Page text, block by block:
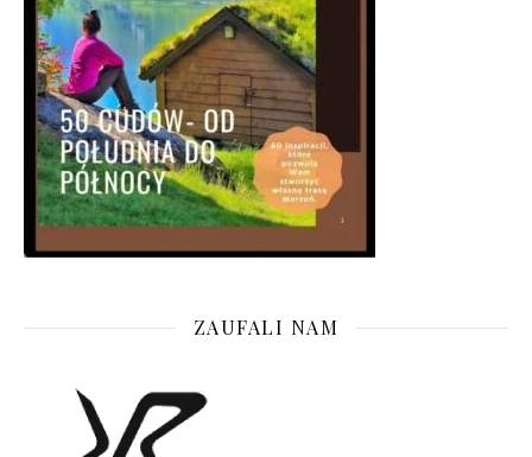
ZAUFALI NAM